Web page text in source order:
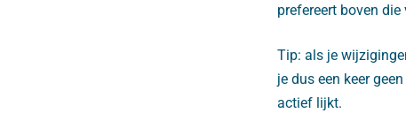
prefereert boven
Tip: als je
je dus een keer
actief lijkt.